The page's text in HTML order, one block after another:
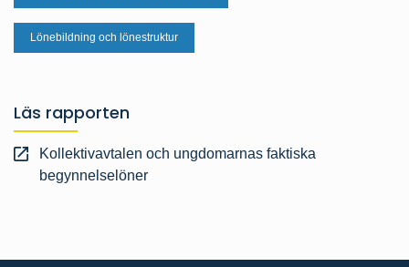
Lönebildning och lönestruktur
Läs rapporten
Kollektivavtalen och ungdomarnas faktiska
begynnelselöner